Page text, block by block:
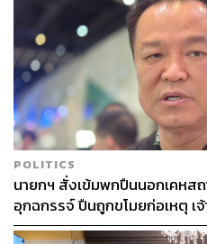
POLITICS
นายกฯ สั่งเข้มพกปืนนอกเคหสถ
อุกฉกรรจ์ ปืนถูกขโมยก่อเหตุ เ